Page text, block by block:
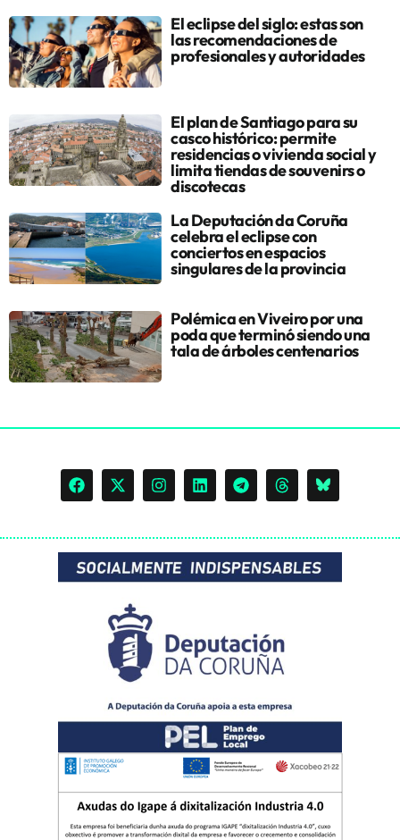
El eclipse del siglo: estas son
las recomendaciones de
profesionales y autoridades
El plan de Santiago para su
casco histórico: permite
residencias o vivienda social y
limita tiendas de souvenirs o
discotecas
La Deputación da Coruña
celebra el eclipse con
conciertos en espacios
singulares de la provincia
Polémica en Viveiro por una
poda que terminó siendo una
tala de árboles centenarios